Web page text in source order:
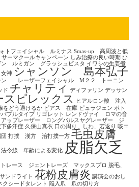
トフェイシャル ルミナス Smas-up 高周波と低
ーマクールキャンペーン しみ治療の良い時期 ひ
ン ルミガン グラッシュビスタ イワシの生姜煮
神 シャンソン 島本弘子
ン レーザーフェイシャル M２２ トーニン
ド チャリティ ディファリン デッサン
スピレックス
ヒアルロン酸 注入
をどう避けるか ピアス 在庫 ピュラジェン ボト
バブルタイプ リゴレット レンドヴァイ ロマの音
ップレーザー ロングパルスヤグレーザー ジ
多汗症 久保山真衣 口の周り、しわ、若返り 咳エ
打撲 漢方 治打撲一方 毛虫皮膚
法令線 年齢による変化
皮脂欠乏
レース ジェントレーズ マックスプロ
脱毛、
ンドライト 花粉皮膚炎 講演会のおし
シードタレント 陥入爪 爪の切り方